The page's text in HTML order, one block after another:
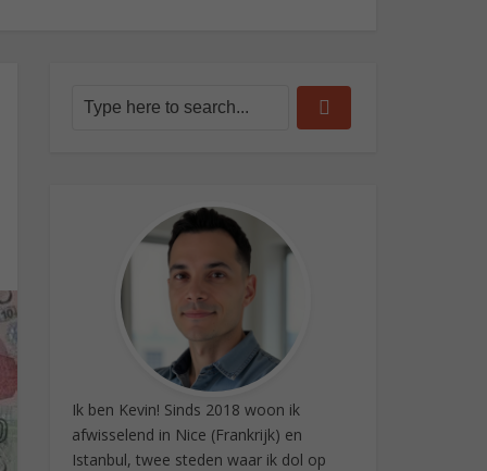
Ik ben Kevin! Sinds 2018 woon ik
afwisselend in Nice (Frankrijk) en
Istanbul, twee steden waar ik dol op